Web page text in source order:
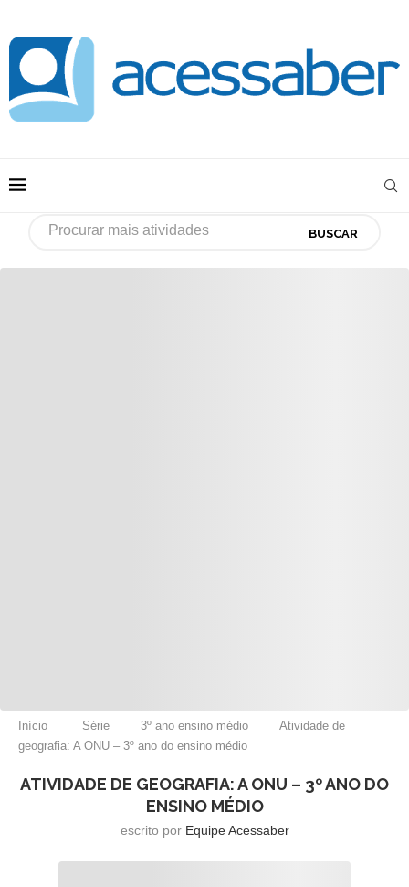
BUSCAR
Início Série 3º ano ensino médio
Atividade de
geografia: A ONU – 3º ano do ensino médio
ATIVIDADE DE GEOGRAFIA: A ONU – 3º ANO DO
ENSINO MÉDIO
escrito por Equipe Acessaber